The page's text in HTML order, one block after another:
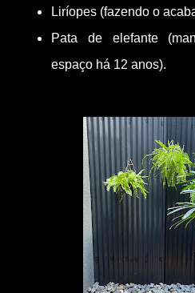
Liríopes (fazendo o
Pata de elefante
espaço há 12 anos).